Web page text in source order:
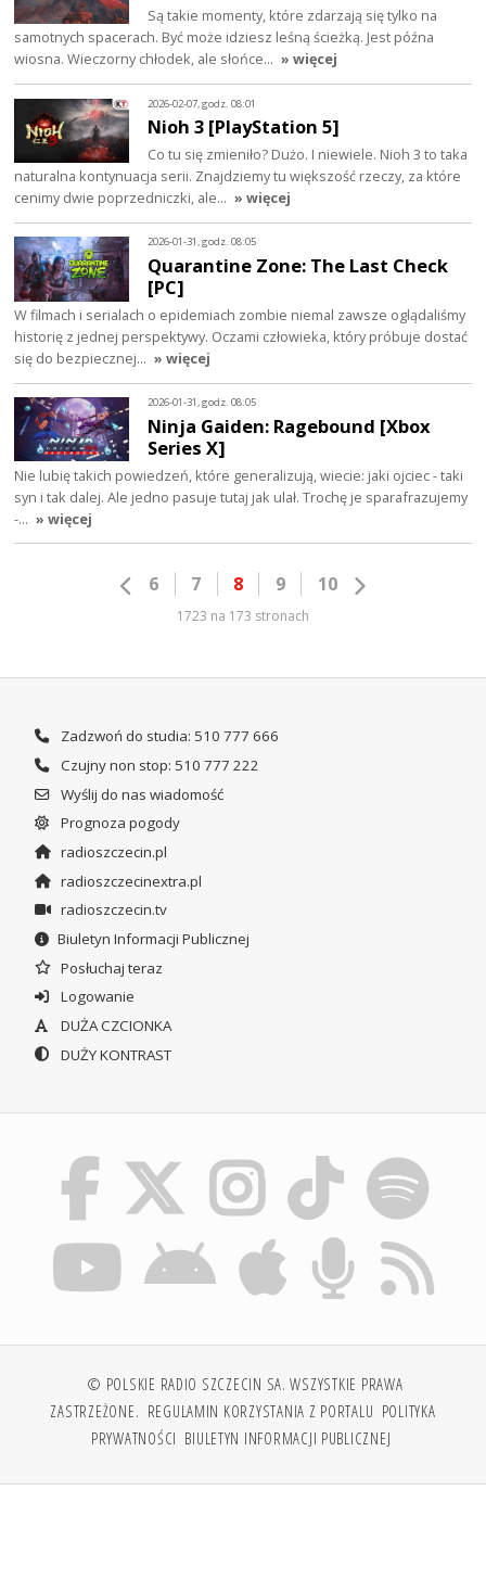
Są takie momenty, które zdarzają się tylko na
samotnych spacerach. Być może idziesz leśną ścieżką. Jest późna
wiosna. Wieczorny chłodek, ale słońce… » więcej
2026-02-07, godz. 08:01
Nioh 3 [PlayStation 5]
Co tu się zmieniło? Dużo. I niewiele. Nioh 3 to taka
naturalna kontynuacja serii. Znajdziemy tu większość rzeczy, za które
cenimy dwie poprzedniczki, ale… » więcej
2026-01-31, godz. 08:05
Quarantine Zone: The Last Check
[PC]
W filmach i serialach o epidemiach zombie niemal zawsze oglądaliśmy
historię z jednej perspektywy. Oczami człowieka, który próbuje dostać
się do bezpiecznej… » więcej
2026-01-31, godz. 08:05
Ninja Gaiden: Ragebound [Xbox
Series X]
Nie lubię takich powiedzeń, które generalizują, wiecie: jaki ojciec - taki
syn i tak dalej. Ale jedno pasuje tutaj jak ulał. Trochę je sparafrazujemy
-… » więcej
6 7 8 9 10
1723 na 173 stronach
Zadzwoń do studia: 510 777 666
Czujny non stop: 510 777 222
Wyślij do nas wiadomość
Prognoza pogody
radioszczecin.pl
radioszczecinextra.pl
radioszczecin.tv
Biuletyn Informacji Publicznej
Posłuchaj teraz
Logowanie
DUŻA CZCIONKA
DUŻY KONTRAST
© POLSKIE RADIO SZCZECIN SA. WSZYSTKIE PRAWA
ZASTRZEŻONE. REGULAMIN KORZYSTANIA Z PORTALU POLITYKA
PRYWATNOŚCI BIULETYN INFORMACJI PUBLICZNEJ